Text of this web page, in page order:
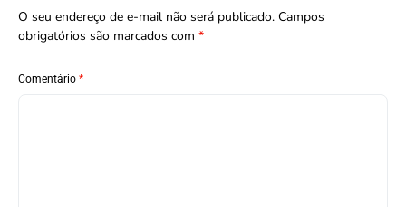
O seu endereço de e-mail não será publicado. Campos
obrigatórios são marcados com *
Comentário *